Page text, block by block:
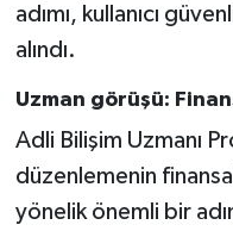
adımı, kullanıcı
alındı.
Uzman görüşü:
Adli Bilişim Uzmanı
düzenlemenin
yönelik önemli bir